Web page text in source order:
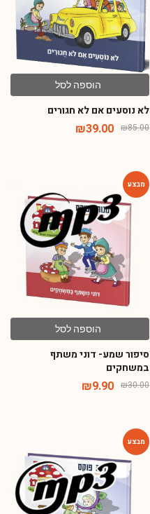
הוספה לסל
לא נוסעים אם לא חגורים
₪85.00
₪39.00
הוספה לסל
סיפור שמע- דוני משתף
במשחקים
₪30.00
₪9.90